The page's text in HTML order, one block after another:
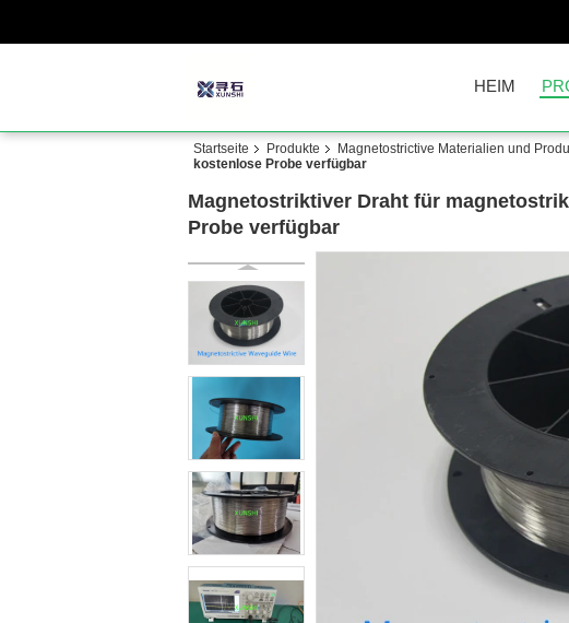
HEIM
Startseite Produkte Magnetostrictive Materialien und
kostenlose Probe verfügbar
Magnetostriktiver Draht für
Probe verfügbar